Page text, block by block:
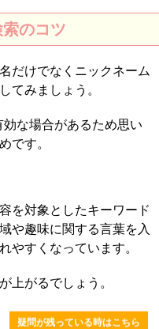
のコツ
だけでなくニックネーム
てみましょう。
効な場合があるため思い
です。
を対象としたキーワード
や趣味に関する言葉を入
やすくなっています。
上がるでしょう。
疑問が残っている時はこちら